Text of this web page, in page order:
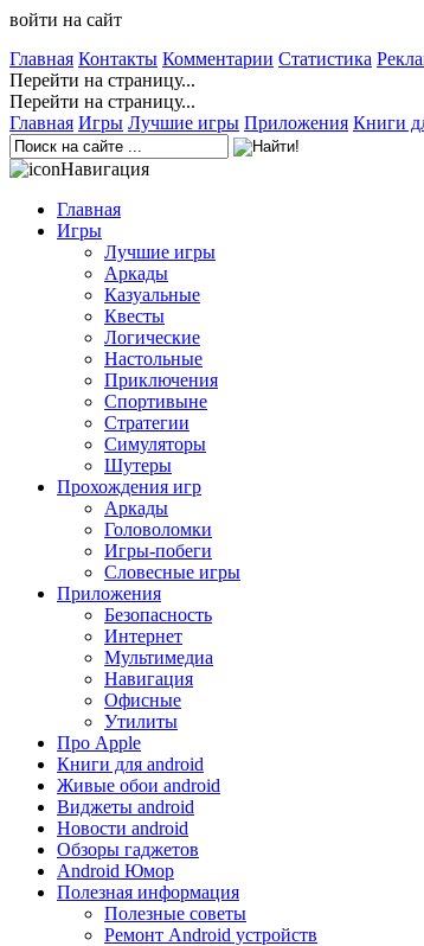
войти на сайт
Главная Контакты Комментарии Статистика
Перейти на страницу...
Перейти на страницу...
Главная Игры Лучшие игры Приложения Книги
Навигация
Главная
Игры
Лучшие игры
Аркады
Казуальные
Квесты
Логические
Настольные
Приключения
Спортивыне
Стратегии
Симуляторы
Шутеры
Прохождения игр
Аркады
Головоломки
Игры-побеги
Словесные игры
Приложения
Безопасность
Интернет
Мультимедиа
Навигация
Офисные
Утилиты
Про Apple
Книги для android
Живые обои android
Виджеты android
Новости android
Обзоры гаджетов
Android Юмор
Полезная информация
Полезные советы
Ремонт Android устройств